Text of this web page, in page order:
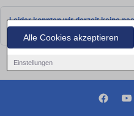
Alle Cookies akzeptieren
Einstellungen
Leider konnten wir derzeit keine